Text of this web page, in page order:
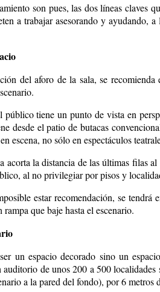
son pues, las dos líneas claves
a trabajar asesorando y ayudando,
del aforo de la sala, se
público tiene un punto de vista en
desde el patio de butacas
escena, no sólo en espectáculos
acorta la distancia de las últimas filas
al no privilegiar por pisos y
estar recomendación, se
que baje hasta el escenario.
un espacio decorado sino un
auditorio de unos 200 a 500
a la pared del fondo), por 6